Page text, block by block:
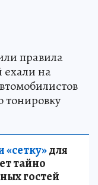
правила
ехали на
тонировку
для
тайно
гостей